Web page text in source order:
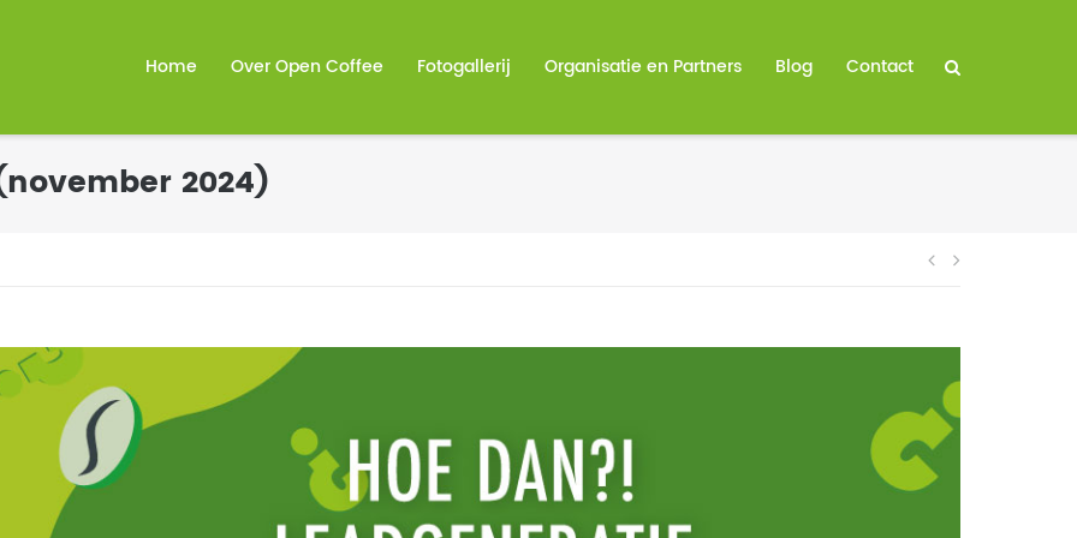
Home Over Open Coffee Fotogallerij Organisatie en Partners Blog Contact
2024)
Bericht
navigatie